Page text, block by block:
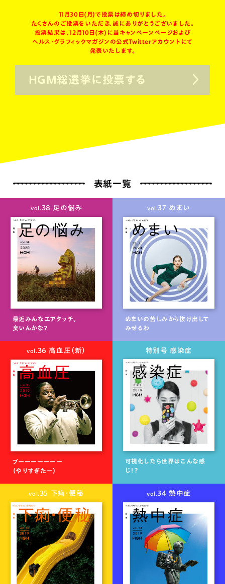
11月30日(月)で投票は締め切りました。
たくさんのご投票をいただき、誠にありがとうございました。
投票結果は、12月10日(木)に当キャンペーンページおよび
ヘルス・グラフィックマガジンの公式Twitterアカウントにて
発表いたします。
HGM総選挙に投票する
表紙一覧
vol. 38 足の悩み
最近みんなエアタッチ。
臭いんかな？
vol. 37 めまい
めまいの苦しみから抜け出して
みせるわ
vol. 36 高血圧（新）
プーーーーーーー
（やりすぎたー）
特別号 感染症
可視化したら世界はこんな感
じ！？
vol. 35 下痢・便秘 vol. 34 熱中症